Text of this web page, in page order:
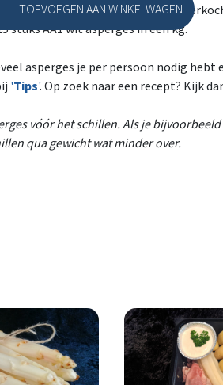
wit aantal
TOEVOEGEN AAN WINKELWAGEN
aspergesoort wordt het meest
stuks AA1 wit asperges in een kg.
asperges je per persoon nodig hebt
'Tips'. Op zoek naar een recept? Kijk
vóór het schillen. Als je
qua gewicht wat minder over.